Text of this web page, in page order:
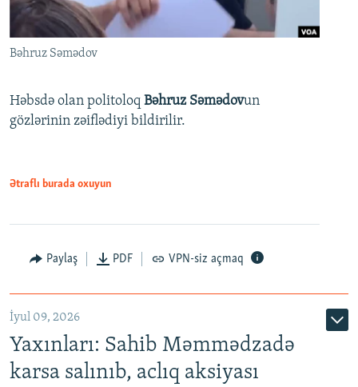
Bəhruz Səmədov
Həbsdə olan politoloq Bəhruz Səmədovun
gözlərinin zəiflədiyi bildirilir.
Ətraflı burada oxuyun
Paylaş PDF VPN-siz açmaq
İyul 09, 2026
Yaxınları: Sahib Məmmədzadə
karsa salınıb, aclıq aksiyası